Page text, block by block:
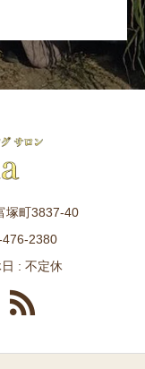
塚町3837-40
2380
: 不定休